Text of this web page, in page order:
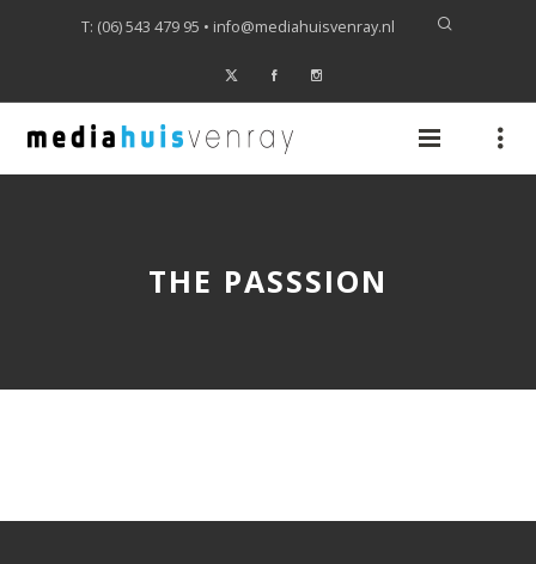
T: (06) 543 479 95 • info@mediahuisvenray.nl
THE PASSSION